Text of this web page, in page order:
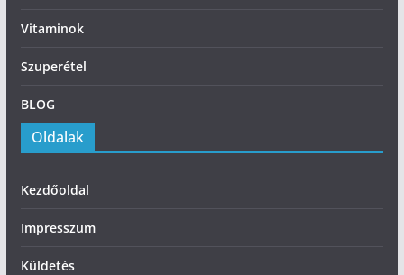
Vitaminok
Szuperétel
BLOG
Oldalak
Kezdőoldal
Impresszum
Küldetés